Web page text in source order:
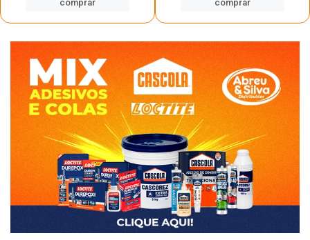
comprar
comprar